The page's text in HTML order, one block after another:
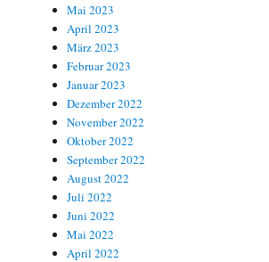
Mai 2023
April 2023
März 2023
Februar 2023
Januar 2023
Dezember 2022
November 2022
Oktober 2022
September 2022
August 2022
Juli 2022
Juni 2022
Mai 2022
April 2022